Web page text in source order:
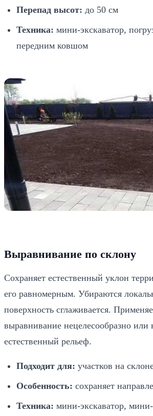
Перепад высот: до 50 см
Техника: мини-экскаватор,
передним ковшом
Выравнивание по склону
Сохраняет естественный уклон
его равномерным. Убираются
поверхность сглаживается.
выравнивание нецелесообразно или
естественный рельеф.
Подходит для: участков на
Особенность: сохраняет
Техника: мини-экскаватор,